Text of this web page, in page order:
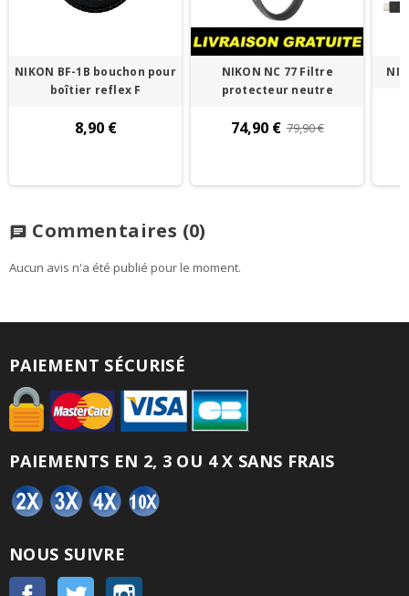
NIKON BF-1B bouchon pour
boîtier reflex F
8,90 €
NIKON NC 77 Filtre
protecteur neutre
74,90 € 79,90 €
chat Commentaires (0)
Aucun avis n'a été publié pour le moment.
PAIEMENT SÉCURISÉ
PAIEMENTS EN 2, 3 OU 4 X SANS FRAIS
NOUS SUIVRE
Facebook Twitter